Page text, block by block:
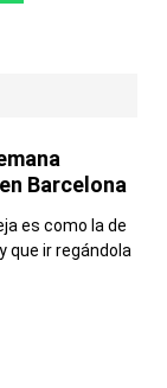
Barcelona
es como la de
que ir regándola